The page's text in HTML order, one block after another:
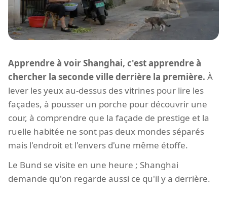
Apprendre à voir Shanghai, c'est apprendre à
chercher la seconde ville derrière la première. À
lever les yeux au-dessus des vitrines pour lire les
façades, à pousser un porche pour découvrir une
cour, à comprendre que la façade de prestige et la
ruelle habitée ne sont pas deux mondes séparés
mais l'endroit et l'envers d'une même étoffe.
Le Bund se visite en une heure ; Shanghai
demande qu'on regarde aussi ce qu'il y a derrière.